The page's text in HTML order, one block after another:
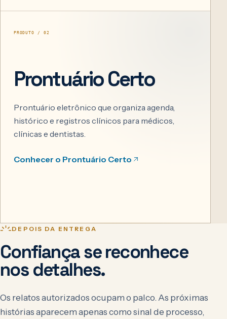
PRODUTO / 02
Prontuário Certo
Prontuário eletrônico que organiza agenda,
histórico e registros clínicos para médicos,
clínicas e dentistas.
Conhecer o Prontuário Certo
DEPOIS DA ENTREGA
Confiança se reconhece
nos detalhes.
Os relatos autorizados ocupam o palco. As próximas
histórias aparecem apenas como sinal de processo,